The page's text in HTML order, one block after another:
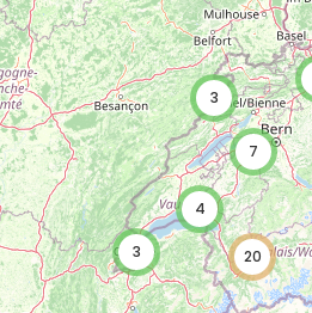
3
3
7
4
20